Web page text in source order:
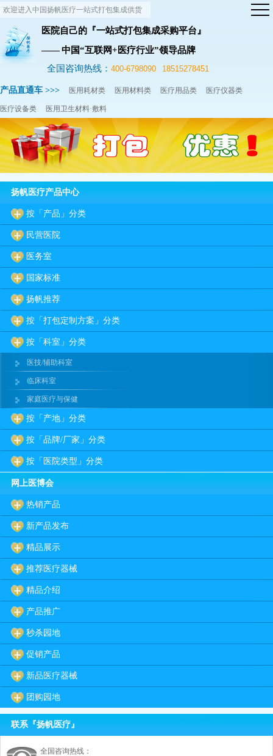
欢迎进入中国扬帆医疗一站式打包集成供货
网站！
全国咨询热线： 400-6798090 18515278451
医院自己的『一站式打包集成采购平台』
—— 中国“互联网+医疗行业”领导品牌
产品直通车 >>> 医用耗材类 医用材料类 医疗用品类 医疗仪器类
医疗设备类 医用卫生材料·敷料
扬帆医疗产品中心
按「产品」分类
民营医院
医务室
国家标准
扬帆推荐
按「打包定制方案」分类
按「科室」分类
医技/辅助科室
临床科室
家庭医疗与保健
按「产地」分类
按「品牌/厂家」分类
按「医院类型」分类
网上医博会
热销产品
新产品发布
精品展示
推荐医疗器械
精品介绍
产品推广
秒杀园地
促销产品
新品医疗器械
团购园地
联系『扬帆医疗』
全国咨询热线：